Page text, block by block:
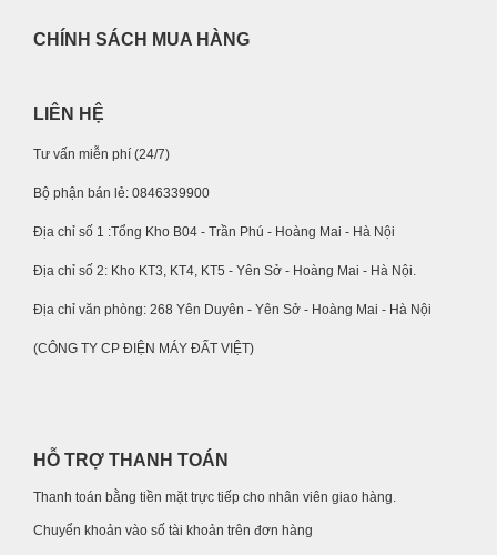
CHÍNH SÁCH MUA HÀNG
LIÊN HỆ
Tư vấn miễn phí (24/7)
Bộ phận bán lẻ: 0846339900
Địa chỉ số 1 :Tổng Kho B04 - Trần Phú - Hoàng Mai - Hà Nội
Địa chỉ số 2: Kho KT3, KT4, KT5 - Yên Sở - Hoàng Mai - Hà Nội.
Địa chỉ văn phòng: 268 Yên Duyên - Yên Sở - Hoàng Mai - Hà Nội
(CÔNG TY CP ĐIỆN MÁY ĐẤT VIỆT)
HỖ TRỢ THANH TOÁN
Thanh toán bằng tiền mặt trực tiếp cho nhân viên giao hàng.
Chuyển khoản vào số tài khoản trên đơn hàng